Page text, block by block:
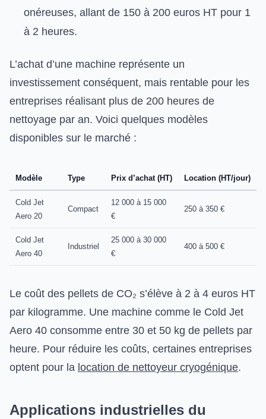
onéreuses, allant de 150 à 200 euros HT pour 1
à 2 heures.
L’achat d’une machine représente un
investissement conséquent, mais rentable pour les
entreprises réalisant plus de 200 heures de
nettoyage par an. Voici quelques modèles
disponibles sur le marché :
Modèle Type Prix d’achat (HT) Location (HT/jour)
Cold Jet
Aero 20
Compact
12 000 à 15 000
€
250 à 350 €
Cold Jet
Aero 40
Industriel
25 000 à 30 000
€
400 à 500 €
Le coût des pellets de CO₂ s’élève à 2 à 4 euros HT
par kilogramme. Une machine comme le Cold Jet
Aero 40 consomme entre 30 et 50 kg de pellets par
heure. Pour réduire les coûts, certaines entreprises
optent pour la location de nettoyeur cryogénique.
Applications industrielles du